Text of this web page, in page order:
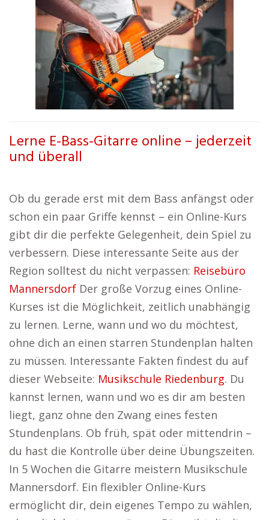
Lerne E-Bass-Gitarre online – jederzeit
und überall
Ob du gerade erst mit dem Bass anfängst oder
schon ein paar Griffe kennst – ein Online-Kurs
gibt dir die perfekte Gelegenheit, dein Spiel zu
verbessern. Diese interessante Seite aus der
Region solltest du nicht verpassen: Reisebüro
Mannersdorf Der große Vorzug eines Online-
Kurses ist die Möglichkeit, zeitlich unabhängig
zu lernen. Lerne, wann und wo du möchtest,
ohne dich an einen starren Stundenplan halten
zu müssen. Interessante Fakten findest du auf
dieser Webseite: Musikschule Riedenburg. Du
kannst lernen, wann und wo es dir am besten
liegt, ganz ohne den Zwang eines festen
Stundenplans. Ob früh, spät oder mittendrin –
du hast die Kontrolle über deine Übungszeiten.
In 5 Wochen die Gitarre meistern Musikschule
Mannersdorf. Ein flexibler Online-Kurs
ermöglicht dir, dein eigenes Tempo zu wählen,